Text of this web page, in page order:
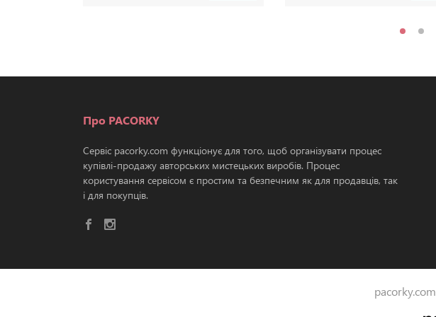
Про PACORKY
Сервіс pacorky.com функціонує для того, щоб організувати процес
купівлі-продажу авторських мистецьких виробів. Процес
користування сервісом є простим та безпечним як для продавців, так
і для покупців.
pacorky.com